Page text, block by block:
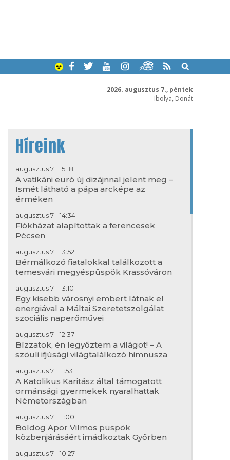
2026. augusztus 7., péntek
Ibolya, Donát
Leó pápa homíliája Assisiben: A
Krisztust követve mi magunk is
Híreink
augusztus 7. | 15:18
A vatikáni euró új dizájnnal jelent meg –
Ismét látható a pápa arcképe az
érméken
augusztus 7. | 14:34
Fiókházat alapítottak a ferencesek
Pécsen
augusztus 7. | 13:52
Bérmálkozó fiatalokkal találkozott a
temesvári megyéspüspök Krassóváron
augusztus 7. | 13:10
Egy kisebb városnyi embert látnak el
energiával a Máltai Szeretetszolgálat
szociális naperőművei
augusztus 7. | 12:37
Bízzatok, én legyőztem a világot! – A
szöuli ifjúsági világtalálkozó himnusza
augusztus 7. | 11:53
A Katolikus Karitász által támogatott
ormánsági gyermekek nyaralhattak
Németországban
augusztus 7. | 11:00
Boldog Apor Vilmos püspök
közbenjárásáért imádkoztak Győrben
augusztus 7. | 10:27